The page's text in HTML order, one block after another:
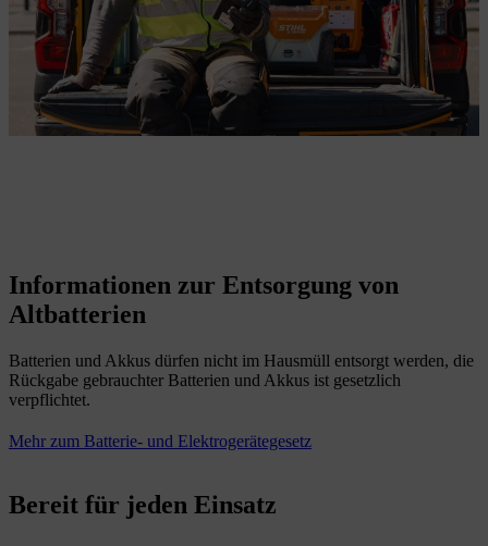
Informationen zur Entsorgung von
Altbatterien
Batterien und Akkus dürfen nicht im Hausmüll entsorgt werden, die
Rückgabe gebrauchter Batterien und Akkus ist gesetzlich
verpflichtet.
Mehr zum Batterie- und Elektrogerätegesetz
Bereit für jeden Einsatz